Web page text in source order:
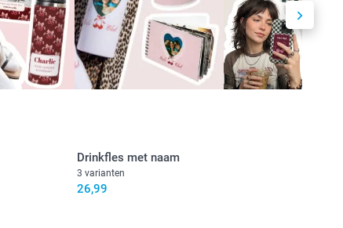
Drinkfles met naam
3 varianten
26,99